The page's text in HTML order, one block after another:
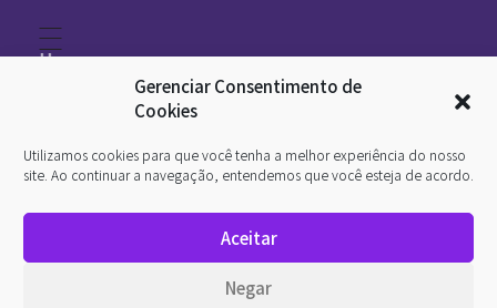
Gerenciar Consentimento de
Cookies
Utilizamos cookies para que você tenha a melhor experiência do nosso
site. Ao continuar a navegação, entendemos que você esteja de acordo.
Aceitar
Negar
Home
Arte
O que é arte
InternetArt
Quem somos
viajamos nessa poética. Todos os direitos reservados